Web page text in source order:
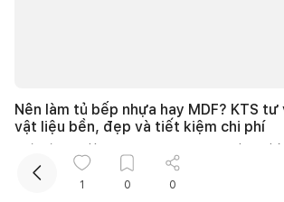
Nên làm tủ bếp nhựa hay MDF? KTS tư
vật liệu bền, đẹp và tiết kiệm chi phí
27/06/2026, lúc 10:00 lượt
URHOUSE Studio
1 0 0